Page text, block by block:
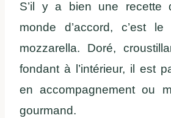
S’il y a bien une recette
monde d’accord, c’est
mozzarella. Doré,
fondant à l’intérieur, il est
en accompagnement ou
gourmand.